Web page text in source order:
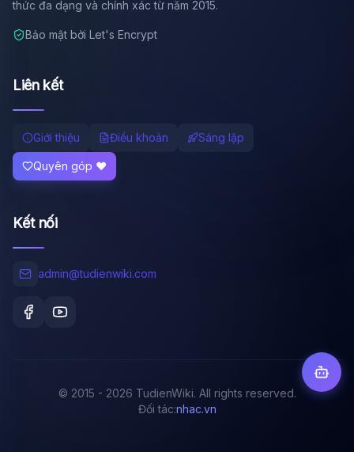
thức đa dạng và chính xác từ năm 2015.
Bảo mật bởi Let's Encrypt
Liên kết
Giới thiệu Điều khoản Sáng lập
Quyên góp ❤️
Kết nối
admin@tudienwiki.com
© 2015 - 2026 TudienWiki. All rights reserved.
Đối tác:nhac.vn